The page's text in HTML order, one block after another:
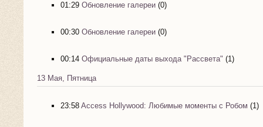
01:29 Обновление галереи (0)
00:30 Обновление галереи (0)
00:14 Официальные даты выхода "Рассвета" (1)
13 Мая, Пятница
23:58 Access Hollywood: Любимые моменты с Робом (1)